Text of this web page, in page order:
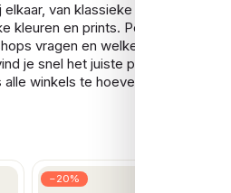
van klassieke instappers
kleuren en prints. Per model zie
vragen en welke maten er
je snel het juiste paar in de
winkels te hoeven.
−20%